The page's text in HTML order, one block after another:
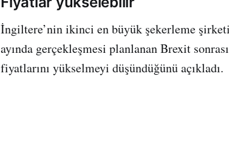
İngiltere’nin ikinci en büyük şekerleme
ayında gerçekleşmesi planlanan Brexit
fiyatlarını yükselmeyi düşündüğünü açıkladı.